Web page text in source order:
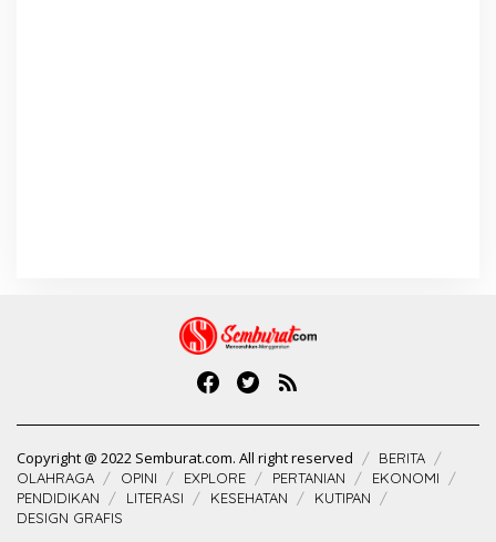
Copyright @ 2022 Semburat.com. All right reserved
BERITA
OLAHRAGA
OPINI EXPLORE PERTANIAN
EKONOMI
PENDIDIKAN
LITERASI KESEHATAN
KUTIPAN
DESIGN GRAFIS